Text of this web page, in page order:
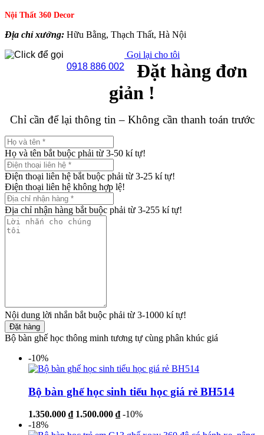
Nội Thất 360 Decor
Địa chỉ xưởng: Hữu Bằng, Thạch Thất, Hà Nội
0918 886 002
Gọi lại cho tôi
Đặt hàng đơn
giản !
Chỉ cần để lại thông tin – Không cần thanh toán trước
Họ và tên bắt buộc phải từ 3-50 kí tự!
Điện thoại liên hệ bắt buộc phải từ 3-25 kí tự!
Điện thoại liên hệ không hợp lệ!
Địa chỉ nhận hàng bắt buộc phải từ 3-255 kí tự!
Nội dung lời nhắn bắt buộc phải từ 3-1000 kí tự!
Đặt hàng
Bộ bàn ghế học thông minh tương tự cùng phân khúc giá
-10%
Bộ bàn ghế học sinh tiểu học giá rẻ BH514
1.350.000 ₫ 1.500.000 ₫ -10%
-18%